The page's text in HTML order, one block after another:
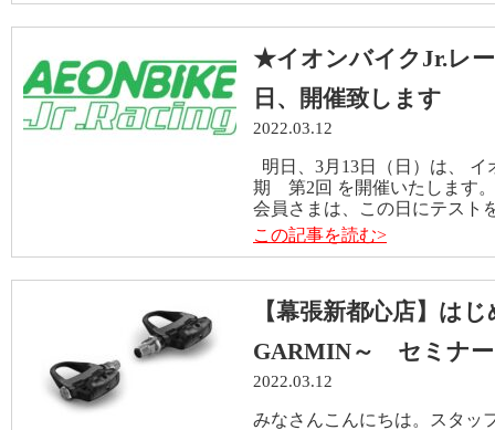
★イオンバイクJr.レ
日、開催致します
2022.03.12
明日、3月13日（日）は、
期 第2回 を開催いたします
会員さまは、この日にテスト
この記事を読む>
【幕張新都心店】は
GARMIN～ セミナー
2022.03.12
みなさんこんにちは。スタッ